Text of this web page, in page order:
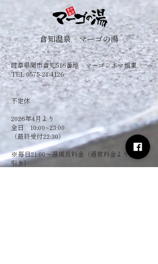
倉知温泉 マーゴの湯
岐阜県関市倉知516番地 マーゴシネマ館東
TEL 0575-21-4126
​不定休
2026年4月より
全日 10:00~23:00
（最終受付22:30）
​※毎日21:00～遅風呂料金（通常料金より150円
引き）